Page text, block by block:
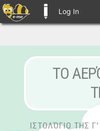
Log In
ΤΟ
ΙΣΤΟΛΌΓΙΟ ΤΗΣ